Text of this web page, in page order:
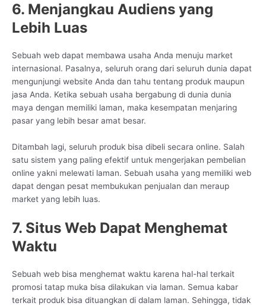
6. Menjangkau Audiens yang
Lebih Luas
Sebuah web dapat membawa usaha Anda menuju market
internasional. Pasalnya, seluruh orang dari seluruh dunia dapat
mengunjungi website Anda dan tahu tentang produk maupun
jasa Anda. Ketika sebuah usaha bergabung di dunia dunia
maya dengan memiliki laman, maka kesempatan menjaring
pasar yang lebih besar amat besar.
Ditambah lagi, seluruh produk bisa dibeli secara online. Salah
satu sistem yang paling efektif untuk mengerjakan pembelian
online yakni melewati laman. Sebuah usaha yang memiliki web
dapat dengan pesat membukukan penjualan dan meraup
market yang lebih luas.
7. Situs Web Dapat Menghemat
Waktu
Sebuah web bisa menghemat waktu karena hal-hal terkait
promosi tatap muka bisa dilakukan via laman. Semua kabar
terkait produk bisa dituangkan di dalam laman. Sehingga, tidak